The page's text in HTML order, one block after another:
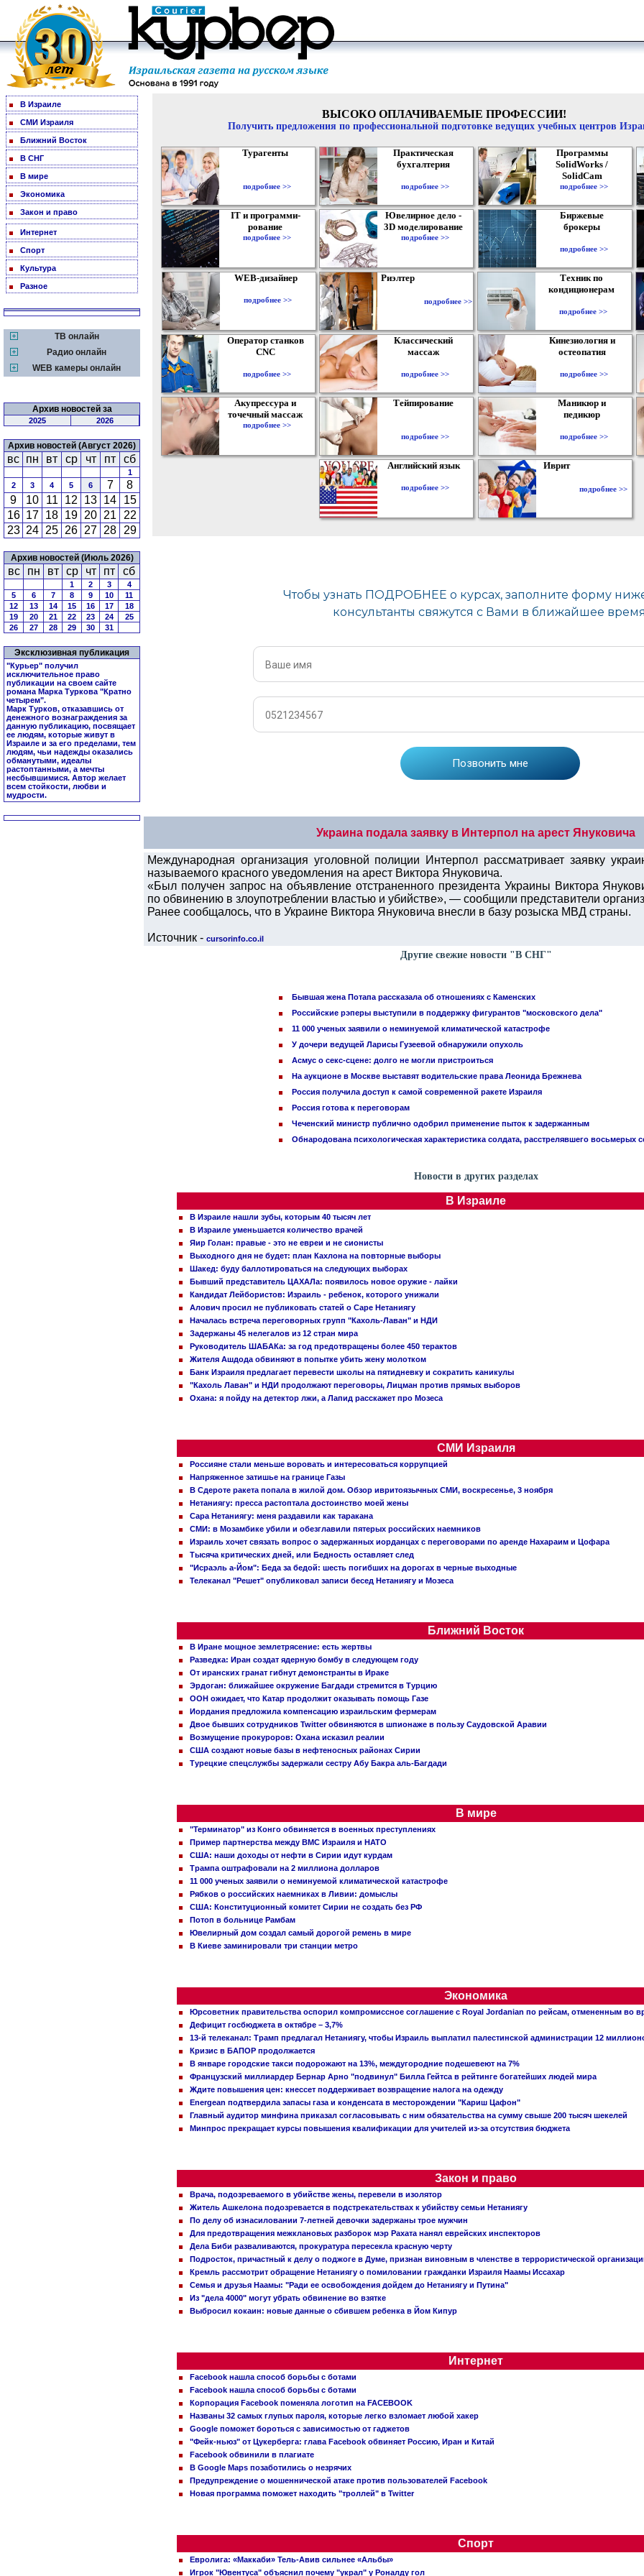
В Израиле
СМИ Израиля
Ближний Восток
В СНГ
В мире
Экономика
Закон и право
Интернет
Спорт
Культура
Разное
ТВ онлайн
Радио онлайн
WEB камеры онлайн
Архив новостей за
2025 2026
Архив новостей (Август 2026)
вс пн вт ср чт пт сб
1
2
3 4 5 6 7
8
9
10 11 12 13 14
15
16 17 18 19 20 21
22
23 24 25 26 27 28 29
Архив новостей (Июль 2026)
вс пн вт ср чт пт сб
1 2 3
4
5
6 7 8 9 10
11
12
13 14 15 16 17
18
19
20 21 22 23 24
25
26
27 28 29 30 31
Эксклюзивная публикация
"Курьер" получил
исключительное право
публикации на своем сайте
романа Марка Туркова "Кратно
четырем".
Марк Турков, отказавшись от
денежного вознаграждения за
данную публикацию, посвящает
ее людям, которые живут в
Израиле и за его пределами, тем
людям, чьи надежды оказались
обманутыми, идеалы
растоптанными, а мечты
несбывшимися. Автор желает
всем стойкости, любви и
мудрости.
ВЫСОКО ОПЛАЧИВАЕМЫЕ ПРОФЕССИИ!
Получить предложения по профессиональной подготовке ведущих учебных центров
Турагенты
подробнее >>
Практическая
бухгалтерия
подробнее >>
Программы
SolidWorks /
SolidCam
подробнее >>
IT и программи-
рование
подробнее >>
Ювелирное дело -
3D моделирование
подробнее >>
Биржевые
брокеры
подробнее >>
WEB-дизайнер
подробнее >>
Риэлтер
подробнее >>
Техник по
кондиционерам
подробнее >>
Оператор станков
CNC
подробнее >>
Классический
массаж
подробнее >>
Кинезиология и
остеопатия
подробнее >>
Акупрессура и
точечный массаж
подробнее >>
Тейпирование
подробнее >>
Маникюр и
педикюр
подробнее >>
Английский язык
подробнее >>
Иврит
подробнее >>
Украина подала заявку в Интерпол на арест Януковича
Международная организация уголовной полиции Интерпол рассматривает заявку
называемого красного уведомления на арест Виктора Януковича.
«Был получен запрос на объявление отстраненного президента Украины Виктора
по обвинению в злоупотреблении властью и убийстве», — сообщили представители
Ранее сообщалось, что в Украине Виктора Януковича внесли в базу розыска МВД страны.
Источник - cursorinfo.co.il
Другие свежие новости "В СНГ"
Бывшая жена Потапа рассказала об отношениях с Каменских
Российские рэперы выступили в поддержку фигурантов "московского дела"
11 000 ученых заявили о неминуемой климатической катастрофе
У дочери ведущей Ларисы Гузеевой обнаружили опухоль
Асмус о секс-сцене: долго не могли пристроиться
На аукционе в Москве выставят водительские права Леонида Брежнева
Россия получила доступ к самой современной ракете Израиля
Россия готова к переговорам
Чеченский министр публично одобрил применение пыток к задержанным
Обнародована психологическая характеристика солдата, расстрелявшего восьмерых
Новости в других разделах
В Израиле
В Израиле нашли зубы, которым 40 тысяч лет
В Израиле уменьшается количество врачей
Яир Голан: правые - это не евреи и не сионисты
Выходного дня не будет: план Кахлона на повторные выборы
Шакед: буду баллотироваться на следующих выборах
Бывший представитель ЦАХАЛа: появилось новое оружие - лайки
Кандидат Лейбористов: Израиль - ребенок, которого унижали
Алович просил не публиковать статей о Саре Нетаниягу
Началась встреча переговорных групп "Кахоль-Лаван" и НДИ
Задержаны 45 нелегалов из 12 стран мира
Руководитель ШАБАКа: за год предотвращены более 450 терактов
Жителя Ашдода обвиняют в попытке убить жену молотком
Банк Израиля предлагает перевести школы на пятидневку и сократить каникулы
"Кахоль Лаван" и НДИ продолжают переговоры, Лицман против прямых выборов
Охана: я пойду на детектор лжи, а Лапид расскажет про Мозеса
СМИ Израиля
Россияне стали меньше воровать и интересоваться коррупцией
Напряженное затишье на границе Газы
В Сдероте ракета попала в жилой дом. Обзор ивритоязычных СМИ, воскресенье, 3 ноября
Нетаниягу: пресса растоптала достоинство моей жены
Сара Нетаниягу: меня раздавили как таракана
СМИ: в Мозамбике убили и обезглавили пятерых российских наемников
Израиль хочет связать вопрос о задержанных иорданцах с переговорами по аренде Нахараим и Цофара
Тысяча критических дней, или Бедность оставляет след
"Исраэль а-Йом": Беда за бедой: шесть погибших на дорогах в черные выходные
Телеканал "Решет" опубликовал записи бесед Нетаниягу и Мозеса
Ближний Восток
В Иране мощное землетрясение: есть жертвы
Разведка: Иран создат ядерную бомбу в следующем году
От иранских гранат гибнут демонстранты в Ираке
Эрдоган: ближайшее окружение Багдади стремится в Турцию
ООН ожидает, что Катар продолжит оказывать помощь Газе
Иордания предложила компенсацию израильским фермерам
Двое бывших сотрудников Twitter обвиняются в шпионаже в пользу Саудовской Аравии
Возмущение прокуроров: Охана исказил реалии
США создают новые базы в нефтеносных районах Сирии
Турецкие спецслужбы задержали сестру Абу Бакра аль-Багдади
В мире
"Терминатор" из Конго обвиняется в военных преступлениях
Пример партнерства между ВМС Израиля и НАТО
США: наши доходы от нефти в Сирии идут курдам
Трампа оштрафовали на 2 миллиона долларов
11 000 ученых заявили о неминуемой климатической катастрофе
Рябков о российских наемниках в Ливии: домыслы
США: Конституционный комитет Сирии не создать без РФ
Потоп в больнице Рамбам
Ювелирный дом создал самый дорогой ремень в мире
В Киеве заминировали три станции метро
Экономика
Юрсоветник правительства оспорил компромиссное соглашение с Royal Jordanian по рейсам, отмененным во
Дефицит госбюджета в октябре – 3,7%
13-й телеканал: Трамп предлагал Нетаниягу, чтобы Израиль выплатил палестинской администрации 12
Кризис в БАПОР продолжается
В январе городские такси подорожают на 13%, междугородние подешевеют на 7%
Французский миллиардер Бернар Арно "подвинул" Билла Гейтса в рейтинге богатейших людей мира
Ждите повышения цен: кнессет поддерживает возвращение налога на одежду
Energean подтвердила запасы газа и конденсата в месторождении "Кариш Цафон"
Главный аудитор минфина приказал согласовывать с ним обязательства на сумму свыше 200 тысяч шекелей
Минпрос прекращает курсы повышения квалификации для учителей из-за отсутствия бюджета
Закон и право
Врача, подозреваемого в убийстве жены, перевели в изолятор
Житель Ашкелона подозревается в подстрекательствах к убийству семьи Нетаниягу
По делу об изнасиловании 7-летней девочки задержаны трое мужчин
Для предотвращения межклановых разборок мэр Рахата нанял еврейских инспекторов
Дела Биби разваливаются, прокуратура пересекла красную черту
Подросток, причастный к делу о поджоге в Думе, признан виновным в членстве в террористической
Кремль рассмотрит обращение Нетаниягу о помиловании гражданки Израиля Наамы Иссахар
Семья и друзья Наамы: "Ради ее освобождения дойдем до Нетаниягу и Путина"
Из "дела 4000" могут убрать обвинение во взятке
Выбросил кокаин: новые данные о сбившем ребенка в Йом Кипур
Интернет
Facebook нашла способ борьбы с ботами
Facebook нашла способ борьбы с ботами
Корпорация Facebook поменяла логотип на FACEBOOK
Названы 32 самых глупых пароля, которые легко взломает любой хакер
Google поможет бороться с зависимостью от гаджетов
"Фейк-ньюз" от Цукерберга: глава Facebook обвиняет Россию, Иран и Китай
Facebook обвинили в плагиате
В Google Maps позаботились о незрячих
Предупреждение о мошеннической атаке против пользователей Facebook
Новая программа поможет находить "троллей" в Twitter
Спорт
Евролига: «Маккаби» Тель-Авив сильнее «Альбы»
Игрок "Ювентуса" объяснил почему "украл" у Роналду гол